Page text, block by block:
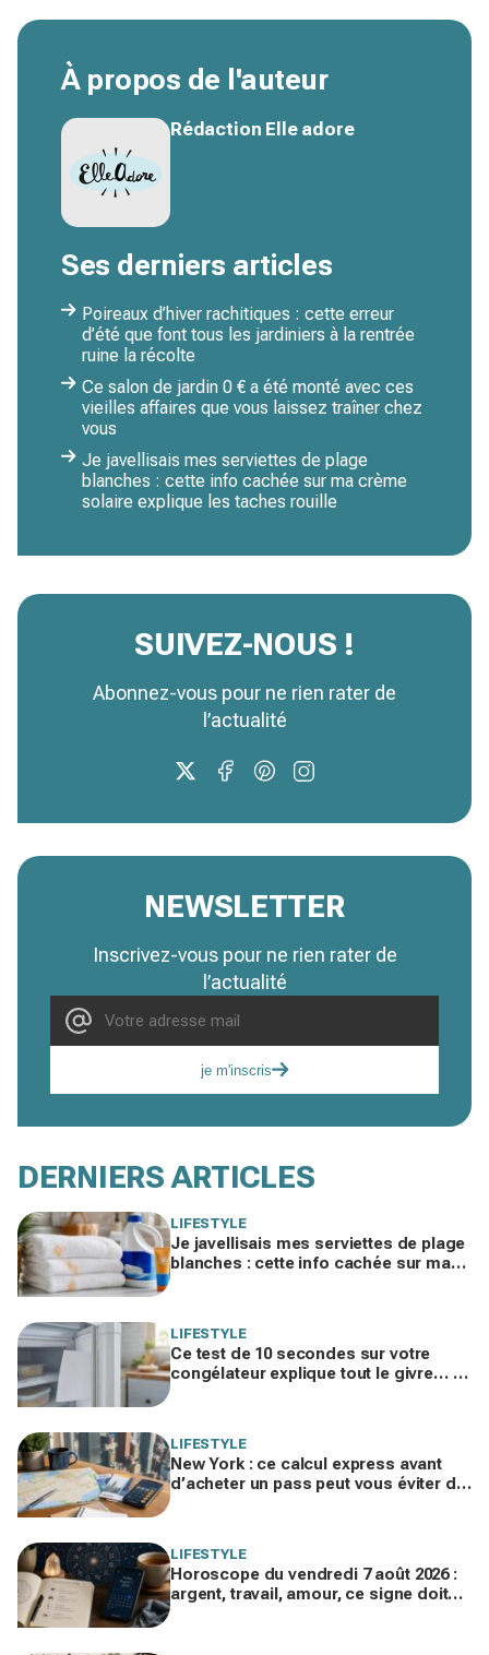
À propos de l'auteur
Rédaction Elle adore
Ses derniers articles
Poireaux d’hiver rachitiques : cette erreur
d’été que font tous les jardiniers à la rentrée
ruine la récolte
Ce salon de jardin 0 € a été monté avec ces
vieilles affaires que vous laissez traîner chez
vous
Je javellisais mes serviettes de plage
blanches : cette info cachée sur ma crème
solaire explique les taches rouille
SUIVEZ-NOUS !
Abonnez-vous pour ne rien rater de
l’actualité
NEWSLETTER
Inscrivez-vous pour ne rien rater de
l’actualité
je m'inscris
DERNIERS ARTICLES
LIFESTYLE
Je javellisais mes serviettes de plage
blanches : cette info cachée sur ma
LIFESTYLE
Ce test de 10 secondes sur votre
congélateur explique tout le givre… et
LIFESTYLE
New York : ce calcul express avant
d’acheter un pass peut vous éviter de
LIFESTYLE
Horoscope du vendredi 7 août 2026 :
argent, travail, amour, ce signe doit